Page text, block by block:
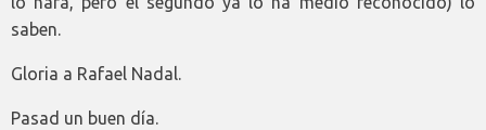
saben.
Gloria a Rafael Nadal.
Pasad un buen día.